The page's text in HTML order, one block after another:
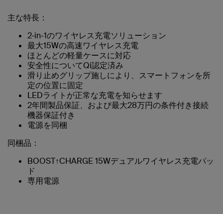
主な特長：
2-in-1のワイヤレス充電ソリューション
最大15Wの高速ワイヤレス充電
ほとんどの軽量ケースに対応
安全性についてQi認定済み
滑り止めグリップ施しにより、スマートフォンを所
定の位置に固定
LEDライトが正常な充電を知らせます
2年間製品保証、および最大28万円の条件付き接続
機器保証付き
電源を同梱
同梱品：
BOOST↑CHARGE 15Wデュアルワイヤレス充電パッ
ド
専用電源